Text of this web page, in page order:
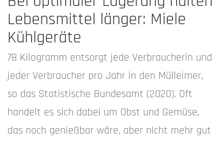
Lebensmittel länger: Miele
Kühlgeräte
78 Kilogramm entsorgt jede Verbraucherin und
jeder Verbraucher pro Jahr in den Mülleimer,
so das Statistische Bundesamt (2020). Oft
handelt es sich dabei um Obst und Gemüse,
das noch genießbar wäre, aber nicht mehr gut